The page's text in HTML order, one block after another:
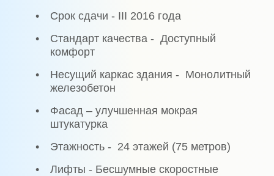
•
Срок сдачи - III 2016 года
•
Стандарт качества - Доступный
комфорт
•
Несущий каркас здания - Монолитный
железобетон
•
Фасад – улучшенная мокрая
штукатурка
•
Этажность - 24 этажей (75 метров)
•
Лифты - Бесшумные скоростные